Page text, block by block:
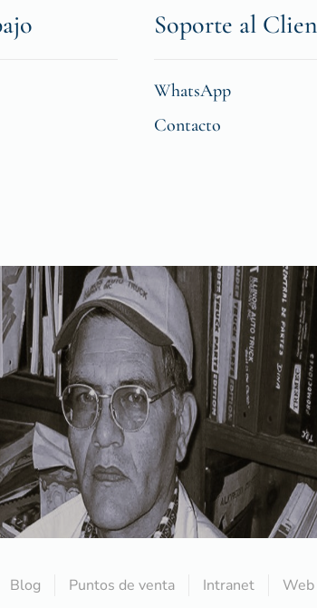
Soporte al
WhatsApp
Contacto
Blog Puntos de venta Intranet